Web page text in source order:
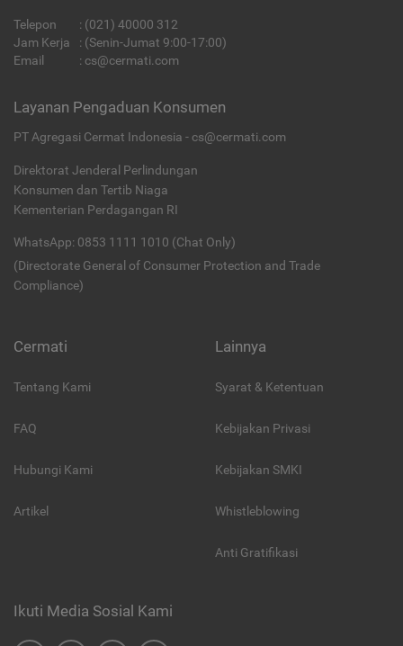
Telepon : (021) 40000 312
Jam Kerja
: (Senin-Jumat 9:00-17:00)
Email
: cs@cermati.com
Layanan Pengaduan Konsumen
PT Agregasi Cermat Indonesia - cs@cermati.com
Direktorat Jenderal Perlindungan
Konsumen dan Tertib Niaga
Kementerian Perdagangan RI
WhatsApp: 0853 1111 1010 (Chat Only)
(Directorate General of Consumer Protection and Trade
Compliance)
Cermati
Tentang Kami
FAQ
Hubungi Kami
Artikel
Lainnya
Syarat & Ketentuan
Kebijakan Privasi
Kebijakan SMKI
Whistleblowing
Anti Gratifikasi
Ikuti Media Sosial Kami